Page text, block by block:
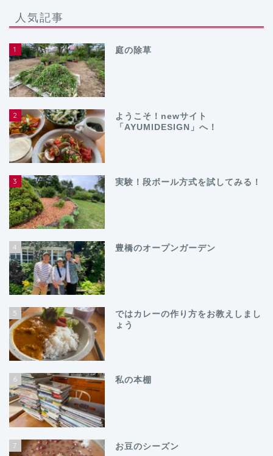
人気記事
1 庭の除草
2
ようこそ！newサイト
「AYUMIDESIGN」へ！
3 実験！段ボール方式を試してみる！
4 豊橋のオープンガーデン
5
ではカレーの作り方をお教えしまし
ょう
6 私の本棚
7 お豆のシーズン